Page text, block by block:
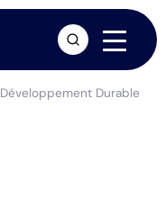
Développement Durable
arrow_forward